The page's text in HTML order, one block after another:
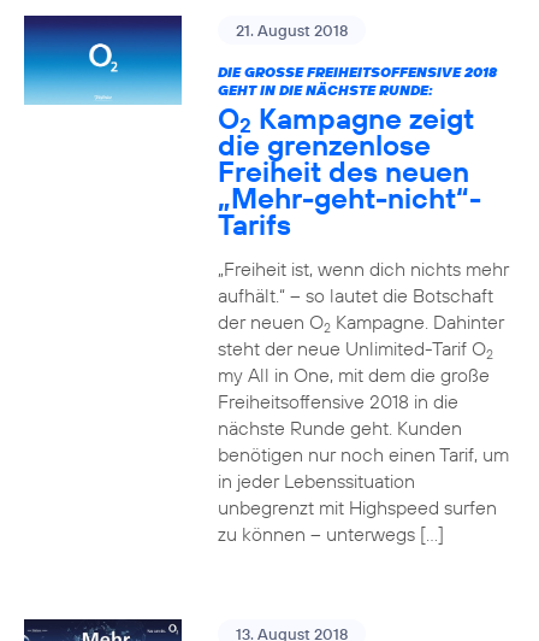
21. August 2018
DIE GROSSE FREIHEITSOFFENSIVE 2018 G
EHT IN DIE NÄCHSTE RUNDE:
O2 Kampagne zeigt
die grenzenlose
Freiheit des neuen
„Mehr-geht-nicht“-
Tarifs
„Freiheit ist, wenn dich nichts mehr
aufhält.“ – so lautet die Botschaft
der neuen O2Kampagne. Dahinter
steht der neue Unlimited-Tarif O2
my All in One, mit dem die große
Freiheitsoffensive 2018 in die
nächste Runde geht. Kunden
benötigen nur noch einen Tarif, um
in jeder Lebenssituation
unbegrenzt mit Highspeed surfen
zu können – unterwegs […]
13. August 2018